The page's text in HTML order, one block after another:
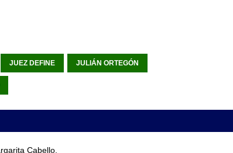
JUEZ DEFINE JULIÁN ORTEGÓN